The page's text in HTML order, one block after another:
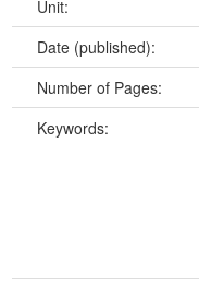
Unit:
Date (published):
Number of Pages:
Keywords: